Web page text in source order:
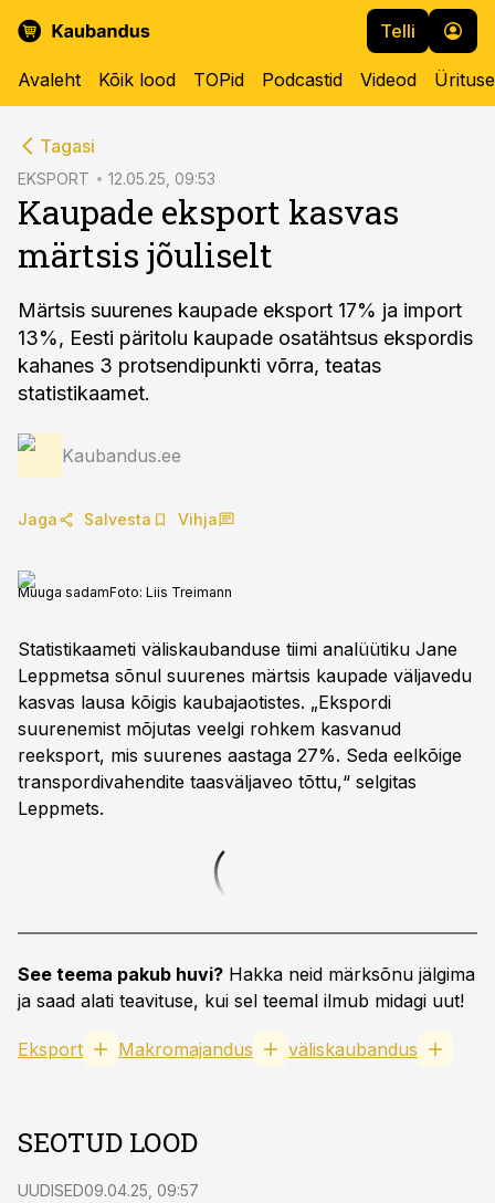
Telli
Avaleht Kõik lood TOPid Podcastid Videod
Tagasi
EKSPORT 12.05.25, 09:53
Kaupade eksport kasvas
märtsis jõuliselt
Märtsis suurenes kaupade eksport 17% ja import
13%, Eesti päritolu kaupade osatähtsus ekspordis
kahanes 3 protsendipunkti võrra, teatas
statistikaamet.
Kaubandus.ee
Jaga Salvesta Vihja
Muuga sadamFoto: Liis Treimann
Statistikaameti väliskaubanduse tiimi analüütiku Jane
Leppmetsa sõnul suurenes märtsis kaupade väljavedu
kasvas lausa kõigis kaubajaotistes. „Ekspordi
suurenemist mõjutas veelgi rohkem kasvanud
reeksport, mis suurenes aastaga 27%. Seda eelkõige
transpordivahendite taasväljaveo tõttu,“ selgitas
Leppmets.
See teema pakub huvi? Hakka neid märksõnu jälgima
ja saad alati teavituse, kui sel teemal ilmub midagi uut!
Eksport Makromajandus väliskaubandus
SEOTUD LOOD
UUDISED09.04.25, 09:57